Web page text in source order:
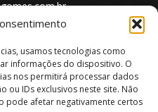
usamos tecnologias como
informações do dispositivo. O
nos permitirá processar dados
ou IDs exclusivos neste site. Não
pode afetar negativamente certos